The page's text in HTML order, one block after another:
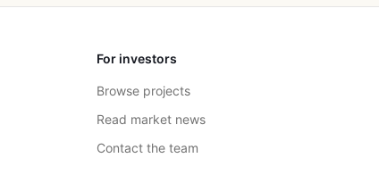
For investors
Browse projects
Read market news
Contact the team